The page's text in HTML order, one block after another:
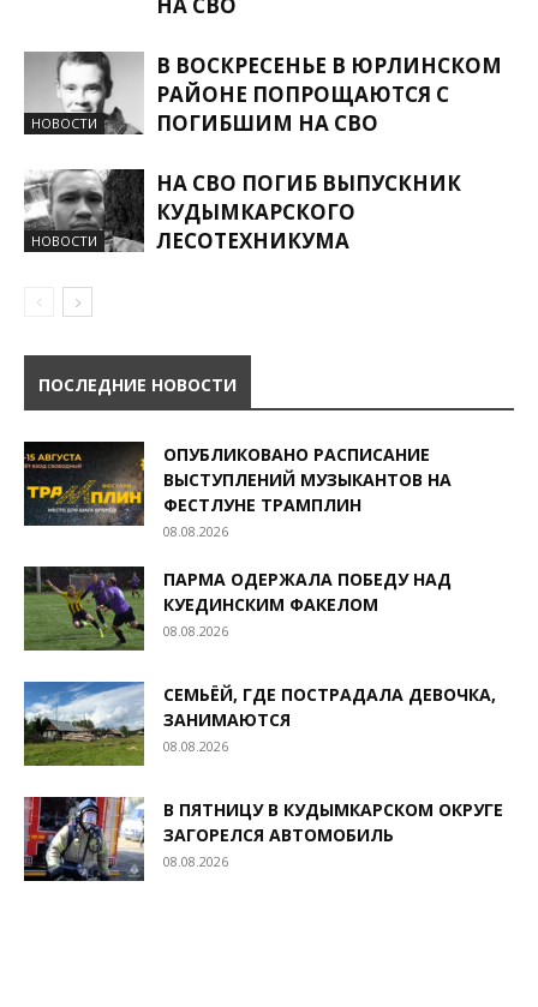
НА СВО
НОВОСТИ
В ВОСКРЕСЕНЬЕ В ЮРЛИНСКОМ
РАЙОНЕ ПОПРОЩАЮТСЯ С
ПОГИБШИМ НА СВО
НОВОСТИ
НА СВО ПОГИБ ВЫПУСКНИК
КУДЫМКАРСКОГО
ЛЕСОТЕХНИКУМА
ПОСЛЕДНИЕ НОВОСТИ
ОПУБЛИКОВАНО РАСПИСАНИЕ
ВЫСТУПЛЕНИЙ МУЗЫКАНТОВ НА
ФЕСТЛУНЕ ТРАМПЛИН
08.08.2026
ПАРМА ОДЕРЖАЛА ПОБЕДУ НАД
КУЕДИНСКИМ ФАКЕЛОМ
08.08.2026
СЕМЬЁЙ, ГДЕ ПОСТРАДАЛА ДЕВОЧКА,
ЗАНИМАЮТСЯ
08.08.2026
В ПЯТНИЦУ В КУДЫМКАРСКОМ ОКРУГЕ
ЗАГОРЕЛСЯ АВТОМОБИЛЬ
08.08.2026